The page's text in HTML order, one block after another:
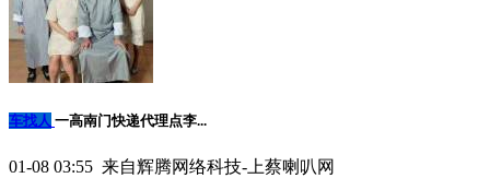
车找人 一高南门快递代理点李...
01-08 03:55 来自辉腾网络科技-上蔡喇叭网